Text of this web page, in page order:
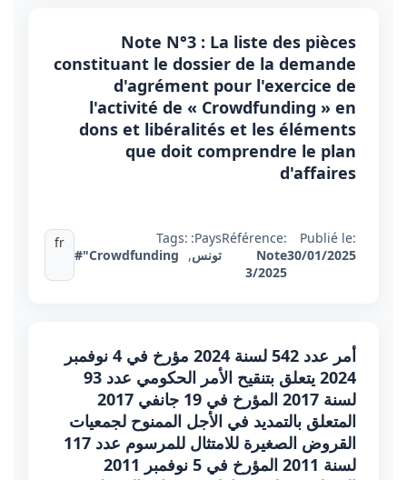
Note N°3 : La liste des pièces
constituant le dossier de la demande
d'agrément pour l'exercice de
l'activité de « Crowdfunding » en
dons et libéralités et les éléments
que doit comprendre le plan
d'affaires
Publié le:
30/01/2025
Référence:
Note
3/2025
Pays:
تونس,
Tags:
#"Crowdfunding
fr
أمر عدد 542 لسنة 2024 مؤرخ في 4 نوفمبر
2024 يتعلق بتنقيح الأمر الحكومي عدد 93
لسنة 2017 المؤرخ في 19 جانفي 2017
المتعلق بالتمديد في الأجل الممنوح لجمعيات
القروض الصغيرة للامتثال للمرسوم عدد 117
لسنة 2011 المؤرخ في 5 نوفمبر 2011